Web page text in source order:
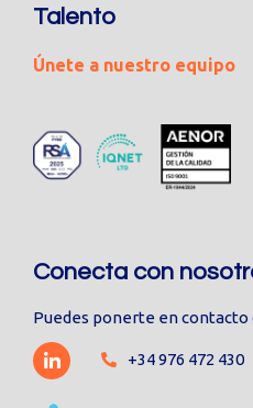
Talento
Únete a nuestro equipo
Conecta con
Puedes ponerte en
+34 976 472 430